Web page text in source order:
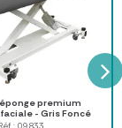
premium
- Gris Foncé
Réf : 09833